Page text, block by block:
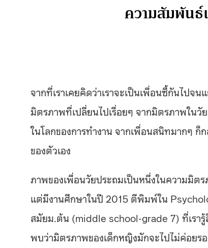
ความสัมพันธ์
จากที่เราเคยคิดว่าเราจะเป็นเพื่อนซี้กันไปจ
มิตรภาพที่เปลี่ยนไปเรื่อยๆ จากมิตรภาพในวั
ในโลกของการทำงาน จากเพื่อนสนิทมากๆ ก็
ของตัวเอง
ภาพของเพื่อนวัยประถมเป็นหนึ่งในความมิต
แต่มีงานศึกษาในปี 2015 ตีพิมพ์ใน
สมัยม.ต้น (middle school-grade 7) ที่เรา
พบว่ามิตรภาพของเด็กหญิงมักจะไปไม่ค่อยร